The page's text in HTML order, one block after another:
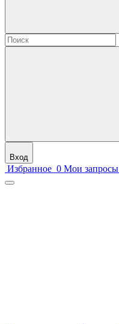
Вход
Избранное 0 Мои запросы